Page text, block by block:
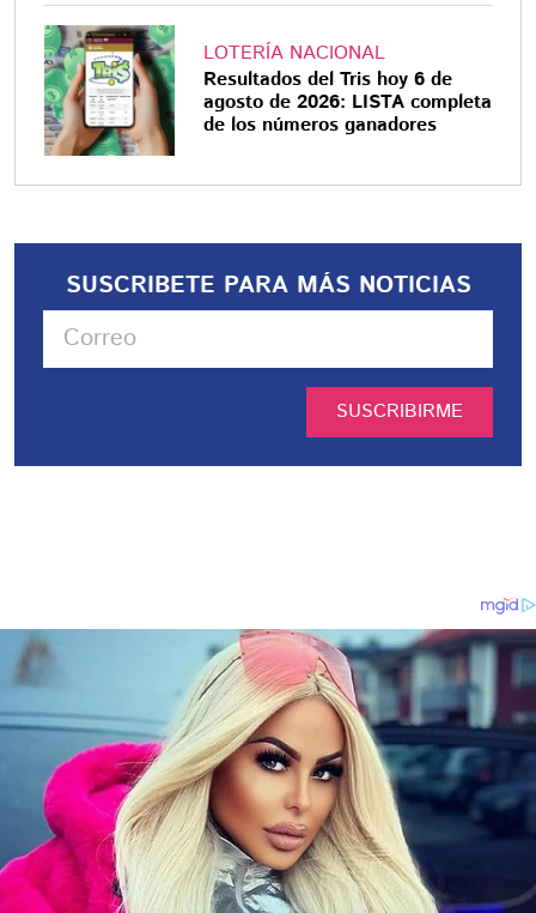
LOTERÍA NACIONAL
Resultados del Tris hoy 6 de
agosto de 2026: LISTA completa
de los números ganadores
SUSCRIBETE PARA MÁS NOTICIAS
SUSCRIBIRME